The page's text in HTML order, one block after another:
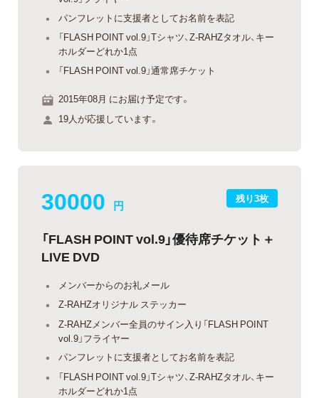
パンフレットに支援者としてお名前を表記
「FLASH POINT vol.9」Tシャツ、Z-RAHZタオル、キー
ホルダーどれか1点
「FLASH POINT vol.9」通常席チケット
2015年08月 にお届け予定です。
19人が応援しています。
残り3枚
30000 円
「FLASH POINT vol.9」優待席チケット＋
LIVE DVD
メンバーからのお礼メール
Z-RAHZオリジナル ステッカー
Z-RAHZメンバー全員のサイン入り「FLASH POINT
vol.9」フライヤー
パンフレットに支援者としてお名前を表記
「FLASH POINT vol.9」Tシャツ、Z-RAHZタオル、キー
ホルダーどれか1点